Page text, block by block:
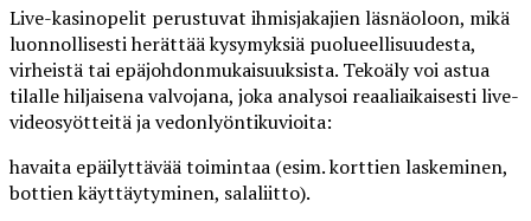
Live-kasinopelit perustuvat ihmisjakajien läsnäoloon, mikä
luonnollisesti herättää kysymyksiä puolueellisuudesta,
virheistä tai epäjohdonmukaisuuksista. Tekoäly voi astua
tilalle hiljaisena valvojana, joka analysoi reaaliaikaisesti live-
videosyötteitä ja vedonlyöntikuvioita:
havaita epäilyttävää toimintaa (esim. korttien laskeminen,
bottien käyttäytyminen, salaliitto).